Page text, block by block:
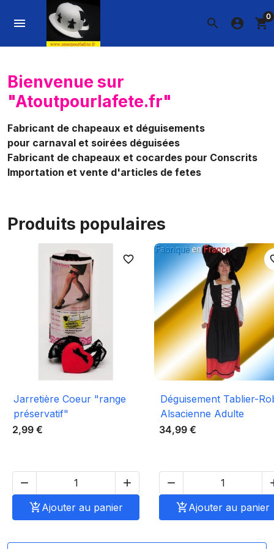
search
menu account_circle shopping_cart0
Bienvenue sur
"Atoutpourlafete.fr"
Fabricant de chapeaux et déguisements
pour carnaval et soirées déguisées
Fabricant de chapeaux et cocardes pour Conscrits
Importation et vente d'articles de fetes
Produits populaires
favorite_border
Jarretière Coeur "range
préservatif"
2,99 €


Ajouter au panier
Déguisement Tablier-
Alsacienne Adulte
34,99 €

Ajouter au panier